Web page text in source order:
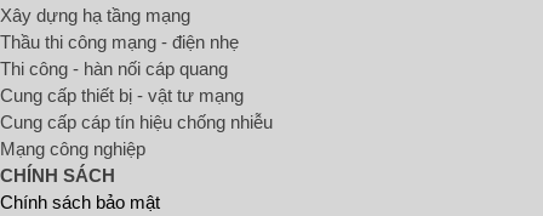
Xây dựng hạ tầng mạng
Thầu thi công mạng - điện nhẹ
Thi công - hàn nối cáp quang
Cung cấp thiết bị - vật tư mạng
Cung cấp cáp tín hiệu chống nhiễu
Mạng công nghiệp
CHÍNH SÁCH
Chính sách bảo mật